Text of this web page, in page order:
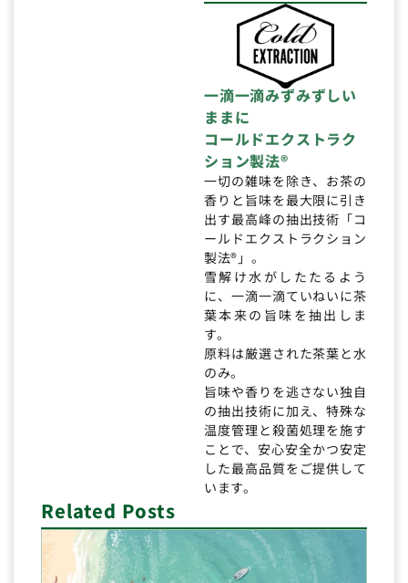
一滴一滴みずみずしい
ままに
コールドエクストラク
ション製法®
一切の雑味を除き、お茶の
香りと旨味を最大限に引き
出す最高峰の抽出技術「コ
ールドエクストラクション
製法®」。
雪解け水がしたたるよう
に、一滴一滴ていねいに茶
葉本来の旨味を抽出しま
す。
原料は厳選された茶葉と水
のみ。
旨味や香りを逃さない独自
の抽出技術に加え、特殊な
温度管理と殺菌処理を施す
ことで、安心安全かつ安定
した最高品質をご提供して
います。
Related Posts